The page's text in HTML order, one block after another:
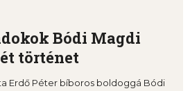
Bódi Magdi
történet
Erdő Péter bíboros boldoggá Bódi